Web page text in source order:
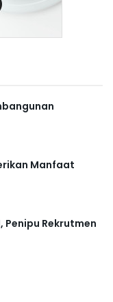
Manfaat
Penipu Rekrutmen